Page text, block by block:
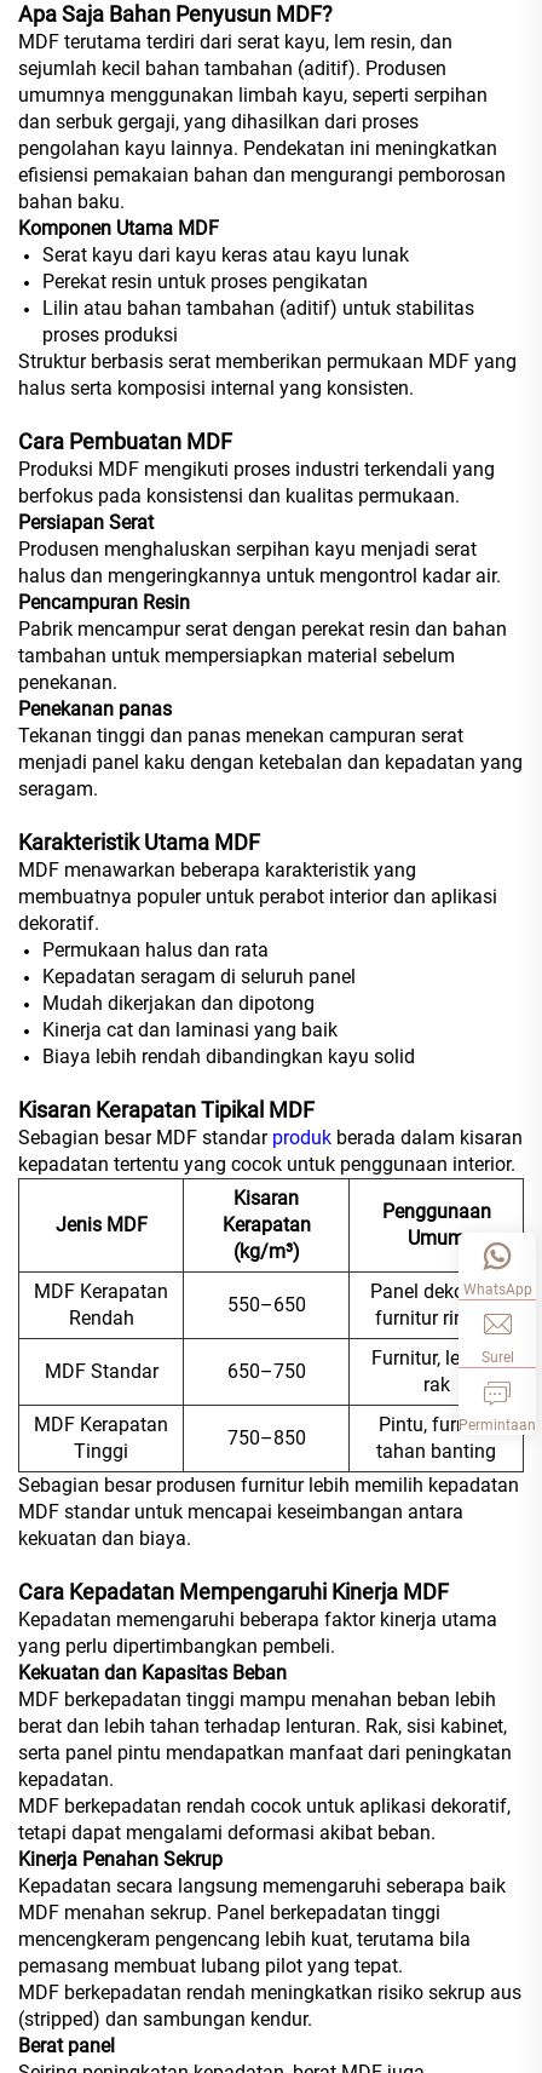
Apa Saja Bahan Penyusun MDF?
MDF terutama terdiri dari serat kayu, lem resin, dan
sejumlah kecil bahan tambahan (aditif). Produsen
umumnya menggunakan limbah kayu, seperti serpihan
dan serbuk gergaji, yang dihasilkan dari proses
pengolahan kayu lainnya. Pendekatan ini meningkatkan
efisiensi pemakaian bahan dan mengurangi pemborosan
bahan baku.
Komponen Utama MDF
Serat kayu dari kayu keras atau kayu lunak
Perekat resin untuk proses pengikatan
Lilin atau bahan tambahan (aditif) untuk stabilitas
proses produksi
Struktur berbasis serat memberikan permukaan MDF yang
halus serta komposisi internal yang konsisten.
Cara Pembuatan MDF
Produksi MDF mengikuti proses industri terkendali yang
berfokus pada konsistensi dan kualitas permukaan.
Persiapan Serat
Produsen menghaluskan serpihan kayu menjadi serat
halus dan mengeringkannya untuk mengontrol kadar air.
Pencampuran Resin
Pabrik mencampur serat dengan perekat resin dan bahan
tambahan untuk mempersiapkan material sebelum
penekanan.
Penekanan panas
Tekanan tinggi dan panas menekan campuran serat
menjadi panel kaku dengan ketebalan dan kepadatan yang
seragam.
Karakteristik Utama MDF
MDF menawarkan beberapa karakteristik yang
membuatnya populer untuk perabot interior dan aplikasi
dekoratif.
Permukaan halus dan rata
Kepadatan seragam di seluruh panel
Mudah dikerjakan dan dipotong
Kinerja cat dan laminasi yang baik
Biaya lebih rendah dibandingkan kayu solid
Kisaran Kerapatan Tipikal MDF
Sebagian besar MDF standar produk berada dalam kisaran
kepadatan tertentu yang cocok untuk penggunaan interior.
Jenis MDF
Kisaran
Kerapatan
(kg/m³)
Penggunaan
Umum
MDF Kerapatan
Rendah
550–650
Panel dekoratif,
furnitur ringan
MDF Standar 650–750
Furnitur, lemari,
rak
MDF Kerapatan
Tinggi
750–850
Pintu, furnitur
tahan banting
Sebagian besar produsen furnitur lebih memilih kepadatan
MDF standar untuk mencapai keseimbangan antara
kekuatan dan biaya.
Cara Kepadatan Mempengaruhi Kinerja MDF
Kepadatan memengaruhi beberapa faktor kinerja utama
yang perlu dipertimbangkan pembeli.
Kekuatan dan Kapasitas Beban
MDF berkepadatan tinggi mampu menahan beban lebih
berat dan lebih tahan terhadap lenturan. Rak, sisi kabinet,
serta panel pintu mendapatkan manfaat dari peningkatan
kepadatan.
MDF berkepadatan rendah cocok untuk aplikasi dekoratif,
tetapi dapat mengalami deformasi akibat beban.
Kinerja Penahan Sekrup
Kepadatan secara langsung memengaruhi seberapa baik
MDF menahan sekrup. Panel berkepadatan tinggi
mencengkeram pengencang lebih kuat, terutama bila
pemasang membuat lubang pilot yang tepat.
MDF berkepadatan rendah meningkatkan risiko sekrup aus
(stripped) dan sambungan kendur.
Berat panel
WhatsApp
Surel
Permintaan